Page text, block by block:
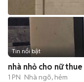
Tin nổi bật
nhà nhỏ cho nữ thue
1 PN Nhà ngõ, hẻm